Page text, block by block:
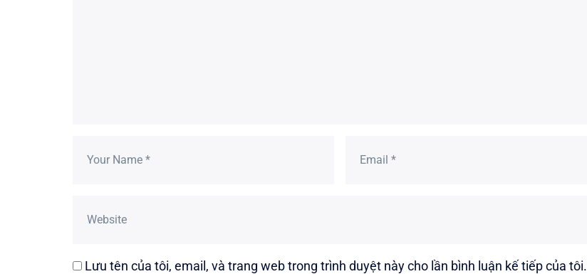
Lưu tên của tôi, email, và trang web trong trình duyệt này cho lần bình luận kế tiếp của tôi.